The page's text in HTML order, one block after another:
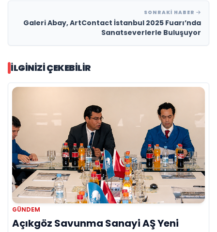
SONRAKI HABER
Galeri Abay, ArtContact İstanbul 2025 Fuarı’nda
Sanatseverlerle Buluşuyor
İLGINIZI ÇEKEBILIR
GÜNDEM
Açıkgöz Savunma Sanayi AŞ Yeni